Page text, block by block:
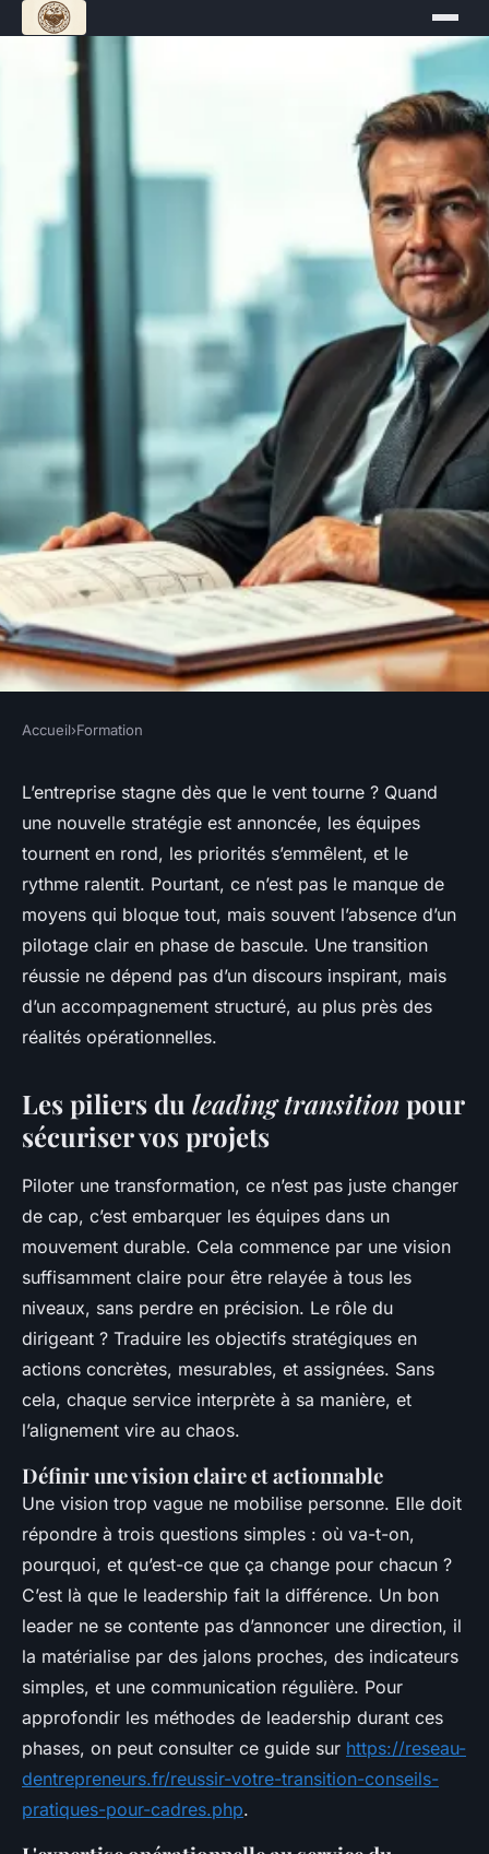
Les stratégies efficaces pour
un changement réussi des
cadres
Tobie•19/03/2026 13:36•8 min de lecture
Accueil›Formation
L’entreprise stagne dès que le vent tourne ? Quand
une nouvelle stratégie est annoncée, les équipes
tournent en rond, les priorités s’emmêlent, et le
rythme ralentit. Pourtant, ce n’est pas le manque de
moyens qui bloque tout, mais souvent l’absence d’un
pilotage clair en phase de bascule. Une transition
réussie ne dépend pas d’un discours inspirant, mais
d’un accompagnement structuré, au plus près des
réalités opérationnelles.
Les piliers du leading transition pour
sécuriser vos projets
Piloter une transformation, ce n’est pas juste changer
de cap, c’est embarquer les équipes dans un
mouvement durable. Cela commence par une vision
suffisamment claire pour être relayée à tous les
niveaux, sans perdre en précision. Le rôle du
dirigeant ? Traduire les objectifs stratégiques en
actions concrètes, mesurables, et assignées. Sans
cela, chaque service interprète à sa manière, et
l’alignement vire au chaos.
Définir une vision claire et actionnable
Une vision trop vague ne mobilise personne. Elle doit
répondre à trois questions simples : où va-t-on,
pourquoi, et qu’est-ce que ça change pour chacun ?
C’est là que le leadership fait la différence. Un bon
leader ne se contente pas d’annoncer une direction, il
la matérialise par des jalons proches, des indicateurs
simples, et une communication régulière. Pour
approfondir les méthodes de leadership durant ces
phases, on peut consulter ce guide sur https://reseau-
dentrepreneurs.fr/reussir-votre-transition-conseils-
pratiques-pour-cadres.php.